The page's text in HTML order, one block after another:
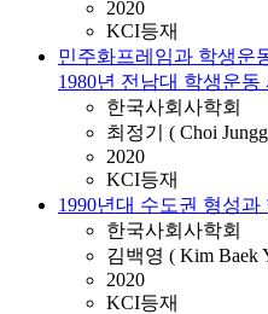
2020
KCI등재
민주화프레임과 학생운
1980년 전남대 학생운동
한국사회사학회
최정기 ( Choi
2020
KCI등재
1990년대 수도권 형성
한국사회사학회
김백영 ( Kim Baek
2020
KCI등재